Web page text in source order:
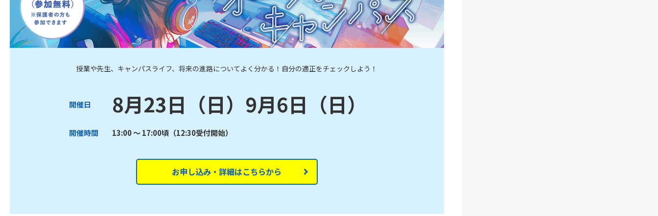
授業や先生、キャンパスライフ、将来の進路についてよく分かる！自分の適正をチェックしよう！
開催日 8月23日（日）9月6日（日）
開催時間 13:00 ～ 17:00頃（12:30受付開始）
お申し込み・詳細はこちらから